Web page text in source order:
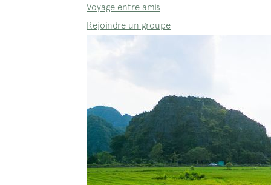
Voyage entre amis
Rejoindre un groupe